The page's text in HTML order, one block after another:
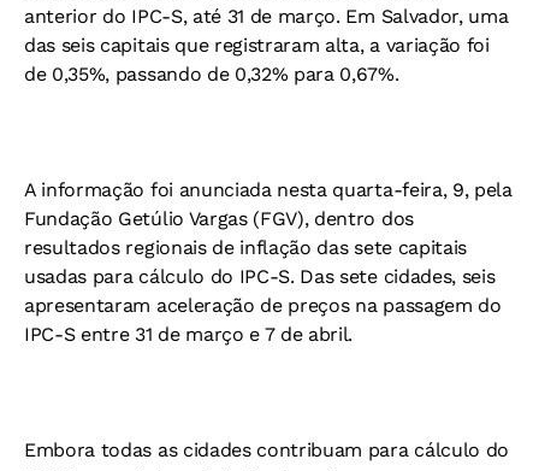
anterior do IPC-S, até 31 de março. Em Salvador, uma
das seis capitais que registraram alta, a variação foi
de 0,35%, passando de 0,32% para 0,67%.
A informação foi anunciada nesta quarta-feira, 9, pela
Fundação Getúlio Vargas (FGV), dentro dos
resultados regionais de inflação das sete capitais
usadas para cálculo do IPC-S. Das sete cidades, seis
apresentaram aceleração de preços na passagem do
IPC-S entre 31 de março e 7 de abril.
Embora todas as cidades contribuam para cálculo do